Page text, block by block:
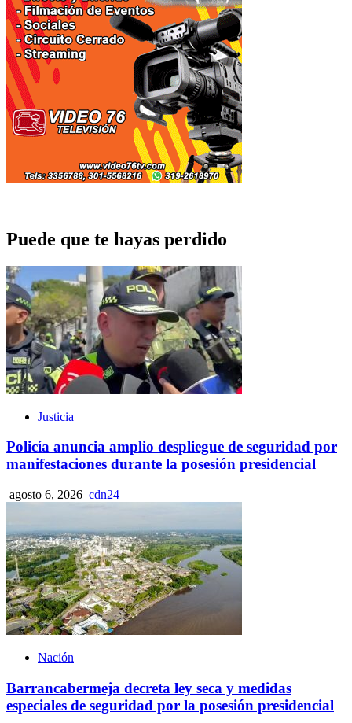
Puede que te hayas perdido
Justicia
Policía anuncia amplio despliegue de seguridad por
manifestaciones durante la posesión presidencial
agosto 6, 2026 cdn24
Nación
Barrancabermeja decreta ley seca y medidas
especiales de seguridad por la posesión presidencial